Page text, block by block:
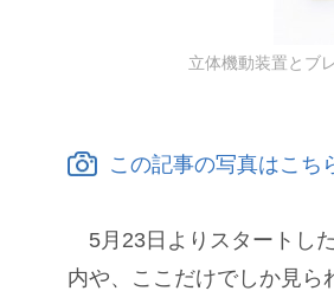
立体機動装置とブ
この記事の写真はこち
5月23日よりスタートし
内や、ここだけでしか見ら